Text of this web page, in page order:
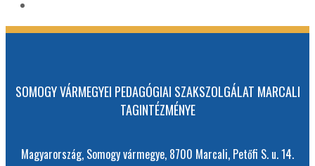
SOMOGY VÁRMEGYEI PEDAGÓGIAI SZAKSZOLGÁLAT MARCALI
TAGINTÉZMÉNYE
Magyarország, Somogy vármegye, 8700 Marcali, Petőfi S. u. 14.